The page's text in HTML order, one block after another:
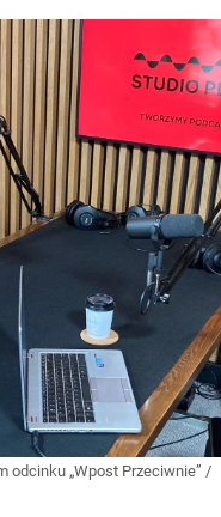
odcinku „Wpost Przeciwnie” /